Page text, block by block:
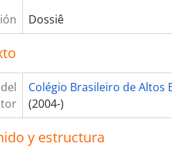
Dossiê
Colégio Brasileiro de Altos
(2004-)
y estructura